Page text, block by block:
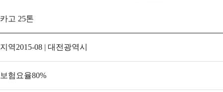
카고 25톤
지역2015-08 | 대전광역시
보험요율80%